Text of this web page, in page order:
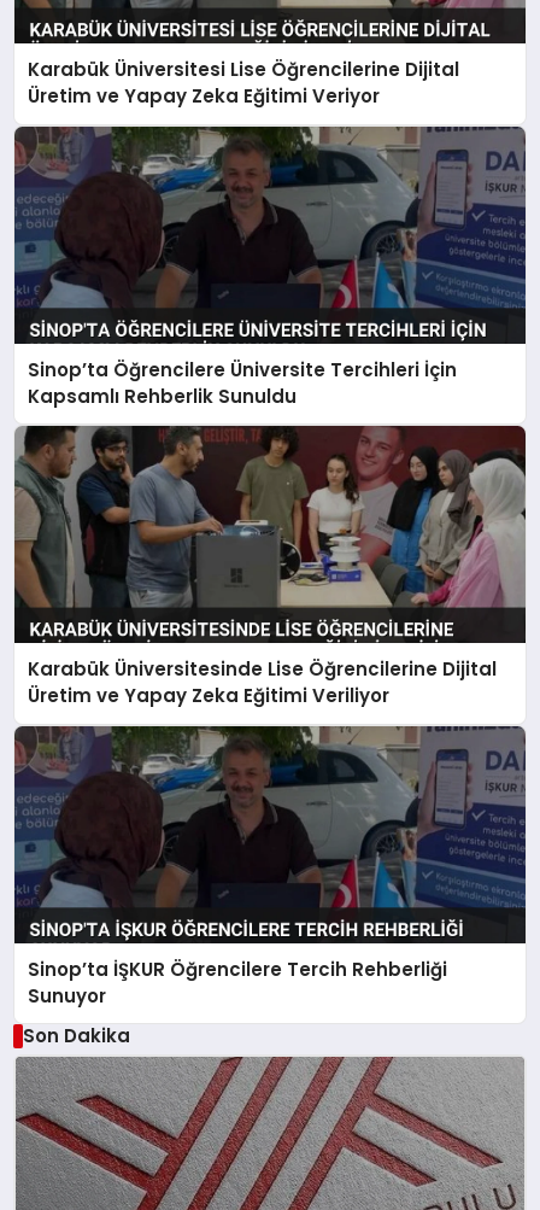
Karabük Üniversitesi Lise Öğrencilerine Dijital
Üretim ve Yapay Zeka Eğitimi Veriyor
Sinop’ta Öğrencilere Üniversite Tercihleri İçin
Kapsamlı Rehberlik Sunuldu
Karabük Üniversitesinde Lise Öğrencilerine Dijital
Üretim ve Yapay Zeka Eğitimi Veriliyor
Sinop’ta İŞKUR Öğrencilere Tercih Rehberliği
Sunuyor
Son Dakika